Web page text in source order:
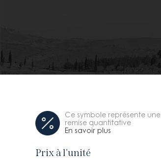
Ce symbole représente une
remise quantitative
En savoir plus
Prix à l'unité